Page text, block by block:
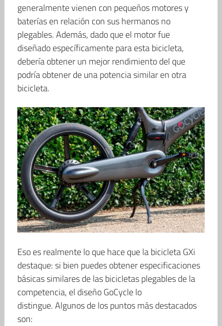
generalmente vienen con pequeños motores y
baterías en relación con sus hermanos no
plegables. Además, dado que el motor fue
diseñado específicamente para esta bicicleta,
debería obtener un mejor rendimiento del que
podría obtener de una potencia similar en otra
bicicleta.
Eso es realmente lo que hace que la bicicleta GXi
destaque: si bien puedes obtener especificaciones
básicas similares de las bicicletas plegables de la
competencia, el diseño GoCycle lo
distingue. Algunos de los puntos más destacados
son: